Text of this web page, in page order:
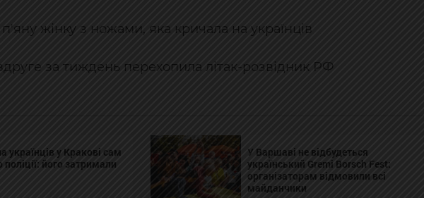
жінку з ножами, яка кричала на українців
за тиждень перехопила літак-розвідник РФ
українців у Кракові сам
його затримали
У Варшаві не відбудеться
український Gremi Borsch Fest:
організаторам відмовили всі
майданчики